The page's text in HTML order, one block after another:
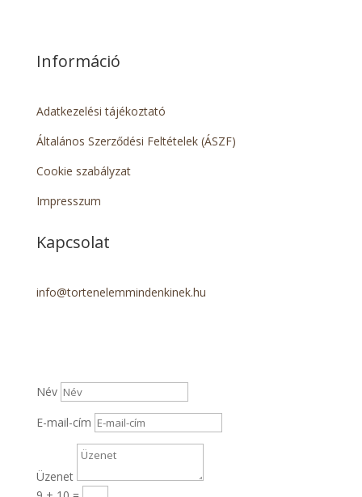
Információ
Adatkezelési tájékoztató
Általános Szerződési Feltételek (ÁSZF)
Cookie szabályzat
Impresszum
Kapcsolat
info@tortenelemmindenkinek.hu
Név
E-mail-cím
Üzenet